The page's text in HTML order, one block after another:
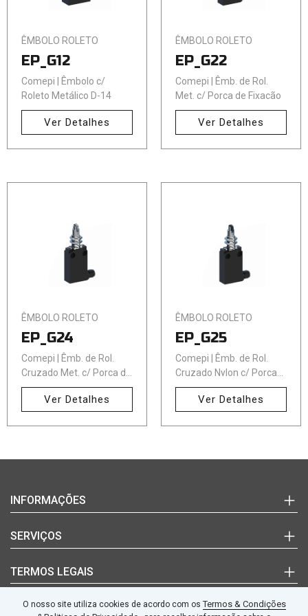
Login
(+351)
(chamada
para
rede
ÊMBOLO ROLETO
EP_G12
Comepi | Êmbolo c/
Roleto Metálico D-14
Ver Detalhes
ÊMBOLO ROLETO
EP_G22
Comepi | Êmb. de Rol.
Met. c/ Porca de Fixação
Ver Detalhes
ÊMBOLO ROLETO
EP_G24
Comepi | Êmb. de Rol.
Cruzado Met. c/ Porca de
Fix
Ver Detalhes
ÊMBOLO ROLETO
EP_G25
Comepi | Êmb. de Rol.
Cruzado Nylon c/ Porca
de Fi
Ver Detalhes
O nosso site utiliza cookies de acordo com osTermos & Condições
INFORMAÇÕES
Marcas
Documentos Técnicos
Notícias
Blog
SERVIÇOS
Quem Somos
Contactos
TERMOS LEGAIS
Termos e Condições
SEGUE-NOS